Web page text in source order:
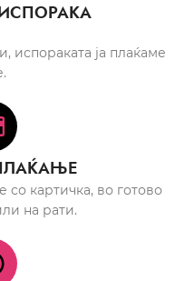
испораката ја плаќаме
картичка, во готово
на рати.